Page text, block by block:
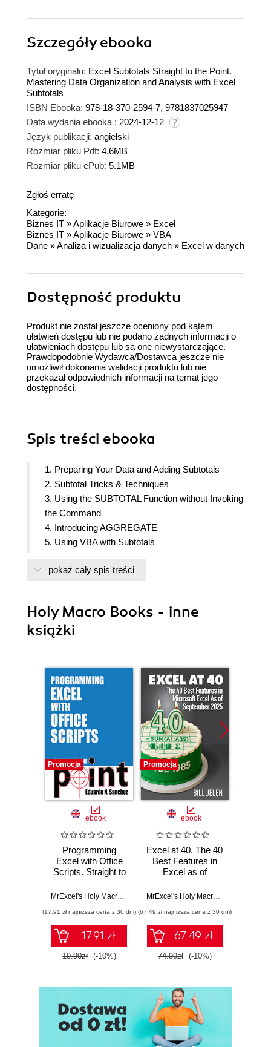
Szczegółyebooka
Tytuł oryginału: Excel Subtotals Straight to the Point.
Mastering Data Organization and Analysis with Excel
Subtotals
ISBN Ebooka: 978-18-370-2594-7, 9781837025947
Data wydania ebooka : 2024-12-12
Język publikacji: angielski
Rozmiar pliku Pdf: 4.6MB
Rozmiar pliku ePub: 5.1MB
Zgłoś erratę
Kategorie:
Biznes IT »Aplikacje Biurowe » Excel
Biznes IT »Aplikacje Biurowe » VBA
Dane »Analiza i wizualizacja danych » Excel w danych
Dostępność produktu
Produkt nie został jeszcze oceniony pod kątem
ułatwień dostępu lub nie podano żadnych informacji o
ułatwieniach dostępu lub są one niewystarczające.
Prawdopodobnie Wydawca/Dostawca jeszcze nie
umożliwił dokonania walidacji produktu lub nie
przekazał odpowiednich informacji na temat jego
dostępności.
Spis treści ebooka
1. Preparing Your Data and Adding Subtotals
2. Subtotal Tricks & Techniques
3. Using the SUBTOTAL Function without Invoking
the Command
4. Introducing AGGREGATE
5. Using VBA with Subtotals
pokaż cały spis treści
Holy Macro Books - inne
książki
Promocja
ebook
Programming
Excel with Office
Scripts. Straight to
MrExcel's Holy Macro! Books ,Eduardo N. Sanchez
(17,91 zł najniższa cena z 30 dni)
17.91 zł
19.90zł (-10%)
Promocja
ebook
Excel at 40. The 40
Best Features in
Excel as of
MrExcel's Holy Macro! Books
(67,49 zł najniższa cena z 30 dni)
67.49 zł
74.99zł (-10%)